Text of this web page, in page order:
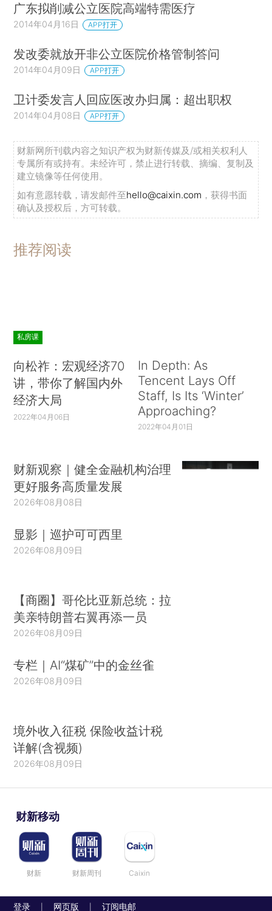
广东拟削减公立医院高端特需医疗
2014年04月16日 APP打开
发改委就放开非公立医院价格管制答问
2014年04月09日 APP打开
卫计委发言人回应医改办归属：超出职权
2014年04月08日 APP打开
财新网所刊载内容之知识产权为财新传媒及/或相关权利人
专属所有或持有。未经许可，禁止进行转载、摘编、复制及
建立镜像等任何使用。
如有意愿转载，请发邮件至hello@caixin.com ，获得书面
确认及授权后，方可转载。
推荐阅读
私房课
向松祚：宏观经济70
讲，带你了解国内外
经济大局
2022年04月06日
In Depth: As
Tencent Lays Off
Staff, Is Its ‘Winter’
Approaching?
2022年04月01日
财新观察｜健全金融机构治理
更好服务高质量发展
2026年08月08日
显影｜巡护可可西里
2026年08月09日
【商圈】哥伦比亚新总统：拉
美亲特朗普右翼再添一员
2026年08月09日
专栏｜AI“煤矿”中的金丝雀
2026年08月09日
境外收入征税 保险收益计税
详解(含视频)
2026年08月09日
财新移动
财新 财新周刊 Caixin
登录 网页版 订阅电邮